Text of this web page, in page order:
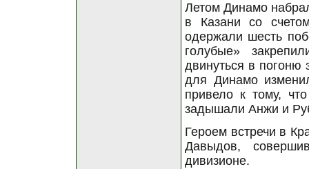
Летом Динамо
в Казани со
одержали шесть
голубые»
двинуться в погоню
для Динамо
привело к тому,
задышали Анжи и
Героем встречи в
Давыдов,
дивизионе.